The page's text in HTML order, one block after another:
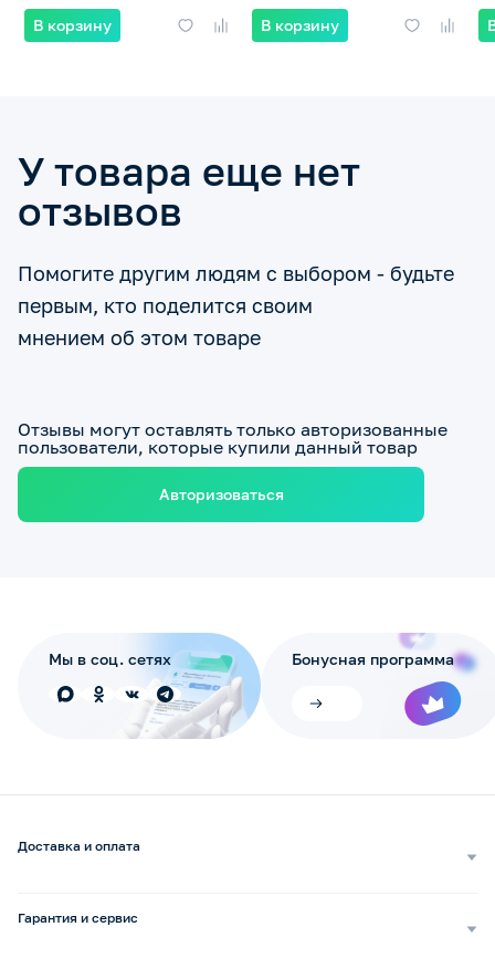
В корзину В корзину
У товара еще нет
отзывов
Помогите другим людям с выбором - будьте
первым, кто поделится своим
мнением об этом товаре
Отзывы могут оставлять только авторизованные
пользователи, которые купили данный товар
Авторизоваться
Мы в соц. сетях Бонусная программа
Доставка и оплата
Гарантия и сервис